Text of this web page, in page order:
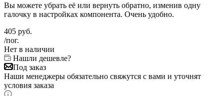
Вы можете убрать её или вернуть обратно, изменив одну
галочку в настройках компонента. Очень удобно.
405 руб.
/пог.
Нет в наличии
Нашли дешевле?
Под заказ
Наши менеджеры обязательно свяжутся с вами и уточнят
условия заказа